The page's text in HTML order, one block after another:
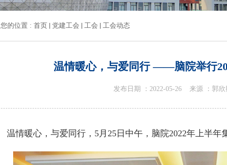
学术期刊 其他
您的位置 : 首页 党建工会 工会 工会动态
温情暖心，与爱同行 ——脑院举行
发布日期 ： 2022-05-26来源 ： 郭欣
温情暖心，与爱同行， 5月 25日中午，脑院2022年上半年